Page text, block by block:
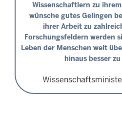
Wissenschaftlern zu
wünsche gutes Gelingen
ihrer Arbeit zu
Forschungsfeldern werden
Leben der Menschen weit
hinaus besser